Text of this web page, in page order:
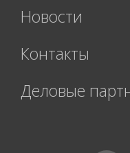
Новости
Контакты
Деловые